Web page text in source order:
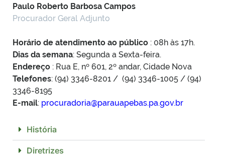
Paulo Roberto Barbosa Campos
Procurador Geral Adjunto
Horário de atendimento ao público : 08h às 17h.
Dias da semana: Segunda a Sexta-feira.
Endereço : Rua E, nº 601, 2º andar, Cidade Nova
Telefones: (94) 3346-8201 / (94) 3346-1005 / (94)
3346-8195
E-mail: procuradoria@parauapebas.pa.gov.br
História
Diretrizes